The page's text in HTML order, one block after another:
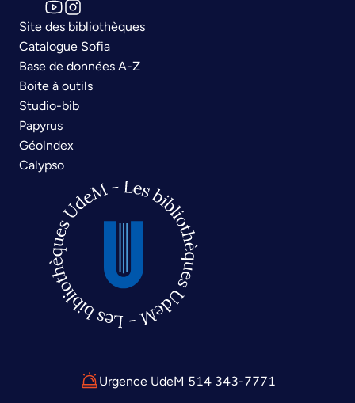
Site des bibliothèques
Catalogue Sofia
Base de données A-Z
Boite à outils
Studio-bib
Papyrus
Géolndex
Calypso
Urgence UdeM 514 343-7771